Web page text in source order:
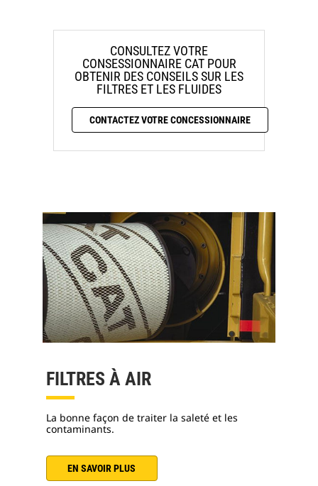
CONSULTEZ VOTRE
CONSESSIONNAIRE CAT POUR
OBTENIR DES CONSEILS SUR LES
FILTRES ET LES FLUIDES
CONTACTEZ VOTRE CONCESSIONNAIRE
FILTRES À AIR
La bonne façon de traiter la saleté et les
contaminants.
EN SAVOIR PLUS